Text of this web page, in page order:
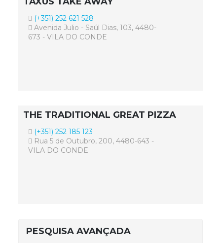
(+351) 252 621 528
Avenida Julio - Saúl Dias, 103, 4480-
673 - VILA DO CONDE
THE TRADITIONAL GREAT PIZZA
(+351) 252 185 123
Rua 5 de Outubro, 200, 4480-643 -
VILA DO CONDE
PESQUISA AVANÇADA